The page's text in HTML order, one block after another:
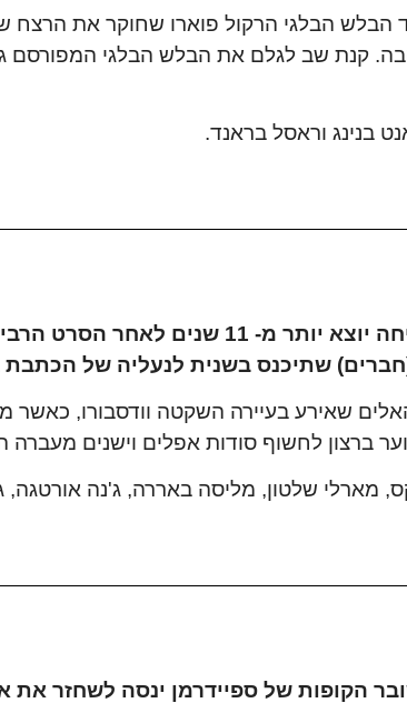
הבלגי הרקול פוארו שחוקר את הרצח של
קנת שב לגלם את הבלש הבלגי המפורסם
בנינג וראסל בראנד.
הסרט הראשון בסדרת סרטי האימה המצליחה
שתיכנס בשנית לנעליה של הכתבת
האלים שאירע בעיירה השקטה
ברצון לחשוף סודות אפלים וישנים מעברה
מארלי שלטון, מליסה באררה, ג'נה אורטגה,
הקופות של ספיידרמן ינסה לשחזר את